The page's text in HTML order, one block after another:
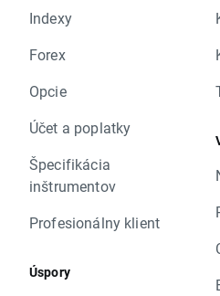
Indexy
Forex
Opcie
Účet a poplatky
Špecifikácia
inštrumentov
Profesionálny klient
Úspory